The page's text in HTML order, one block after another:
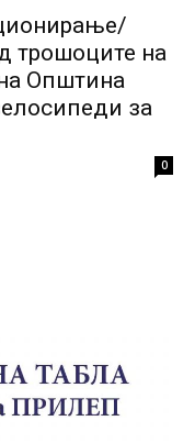
трошоците на
Општина
за
0